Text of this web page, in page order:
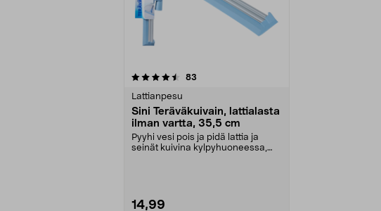
83
Lattianpesu
Sini Teräväkuivain, lattialasta
ilman vartta, 35,5 cm
Pyyhi vesi pois ja pidä lattia ja
seinät kuivina kylpyhuoneessa,
14,99